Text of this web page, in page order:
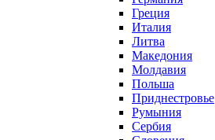
Греция
Италия
Литва
Македония
Молдавия
Польша
Приднестровье
Румыния
Сербия